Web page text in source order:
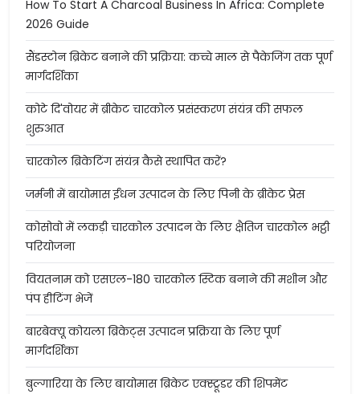
How To Start A Charcoal Business In Africa: Complete
2026 Guide
सैंडस्टोन ब्रिकेट बनाने की प्रक्रिया: कच्चे माल से पैकेजिंग तक पूर्ण
मार्गदर्शिका
कोटे दि'वोयर में ब्रीकेट चारकोल प्रसंस्करण संयंत्र की सफल
शुरुआत
चारकोल ब्रिकेटिंग संयंत्र कैसे स्थापित करें?
जर्मनी में बायोमास ईंधन उत्पादन के लिए पिनी के ब्रीकेट प्रेस
कोसोवो में लकड़ी चारकोल उत्पादन के लिए क्षैतिज चारकोल भट्ठी
परियोजना
वियतनाम को एसएल-180 चारकोल स्टिक बनाने की मशीन और
पंप हीटिंग भेजें
बारबेक्यू कोयला ब्रिकेट्स उत्पादन प्रक्रिया के लिए पूर्ण
मार्गदर्शिका
बुल्गारिया के लिए बायोमास ब्रिकेट एक्स्ट्रूडर की शिपमेंट